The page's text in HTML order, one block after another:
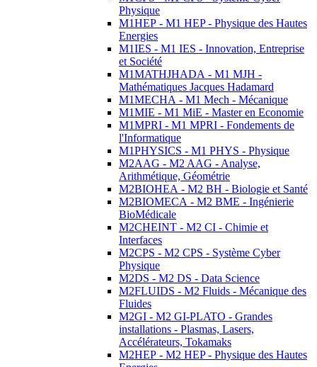
Physique
M1HEP - M1 HEP - Physique des Hautes
Energies
M1IES - M1 IES - Innovation, Entreprise
et Société
M1MATHJHADA - M1 MJH -
Mathématiques Jacques Hadamard
M1MECHA - M1 Mech - Mécanique
M1MIE - M1 MiE - Master en Economie
M1MPRI - M1 MPRI - Fondements de
l'Informatique
M1PHYSICS - M1 PHYS - Physique
M2AAG - M2 AAG - Analyse,
Arithmétique, Géométrie
M2BIOHEA - M2 BH - Biologie et Santé
M2BIOMECA - M2 BME - Ingénierie
BioMédicale
M2CHEINT - M2 CI - Chimie et
Interfaces
M2CPS - M2 CPS - Système Cyber
Physique
M2DS - M2 DS - Data Science
M2FLUIDS - M2 Fluids - Mécanique des
Fluides
M2GI - M2 GI-PLATO - Grandes
installations - Plasmas, Lasers,
Accélérateurs, Tokamaks
M2HEP - M2 HEP - Physique des Hautes